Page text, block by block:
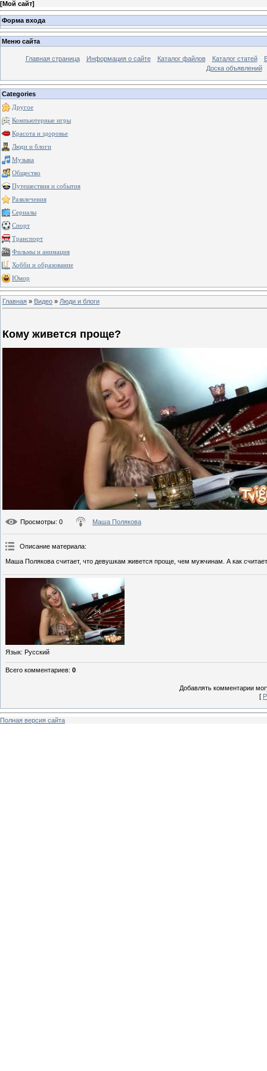
[Мой сайт]
Форма входа
Меню сайта
Главная страница Информация о сайте Каталог файлов Каталог статей
Доска объявлений
Categories
Другое
Компьютерные игры
Красота и здоровье
Люди и блоги
Музыка
Общество
Путешествия и события
Развлечения
Сериалы
Спорт
Транспорт
Фильмы и анимация
Хобби и образование
Юмор
Главная » Видео » Люди и блоги
Кому живется проще?
Просмотры: 0 Маша Полякова
Описание материала:
Маша Полякова считает, что девушкам живется проще, чем мужчинам. А как
Язык: Русский
Всего комментариев: 0
Добавлять комментарии
[
Полная версия сайта